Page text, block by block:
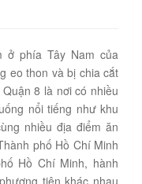
ở phía Tây Nam của
eo thon và bị chia cắt
8 là nơi có nhiều
nổi tiếng như khu
nhiều địa điểm ăn
phố Hồ Chí Minh
Hồ Chí Minh, hành
tiện khác nhau